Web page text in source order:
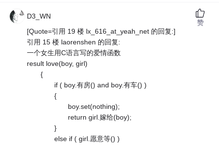
D3_WN
[Quote=引用 19 楼 lx_616_at_yeah_net 的回复:]
引用 15 楼 laorenshen 的回复:
一个女生用C语言写的爱情函数
result love(boy, girl)
{
if ( boy.有房() and boy.有车() )
{
boy.set(nothing);
return girl.嫁给(boy);
}
else if ( girl.愿意等() )
赞